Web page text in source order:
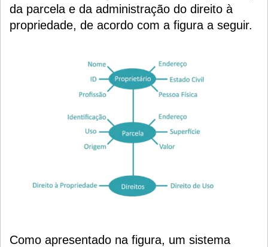
da parcela e da administração do direito à
propriedade, de acordo com a figura a seguir.
Como apresentado na figura, um sistema